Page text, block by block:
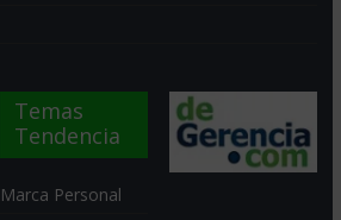
Temas
Tendencia
Marca Personal